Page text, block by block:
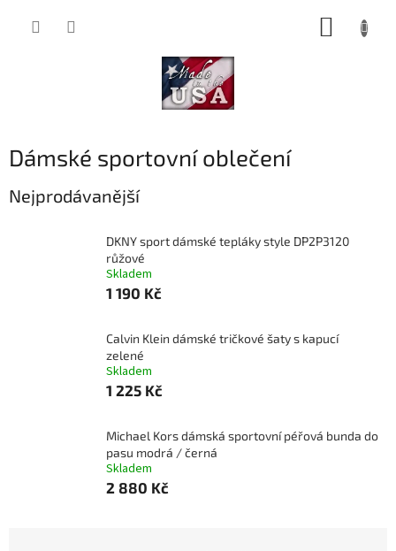
Dámské sportovní oblečení
Nejprodávanější
DKNY sport dámské tepláky style DP2P3120
růžové
Skladem
1 190 Kč
Calvin Klein dámské tričkové šaty s kapucí
zelené
Skladem
1 225 Kč
Michael Kors dámská sportovní péřová bunda do
pasu modrá / černá
Skladem
2 880 Kč